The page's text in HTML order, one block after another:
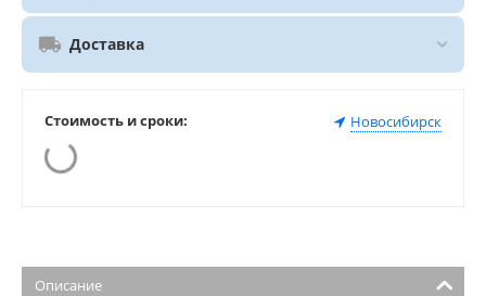
Доставка
Стоимость и сроки: Новосибирск
Описание